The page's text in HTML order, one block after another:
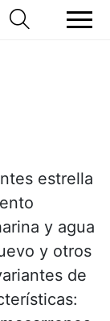
estrella
y agua
y otros
de